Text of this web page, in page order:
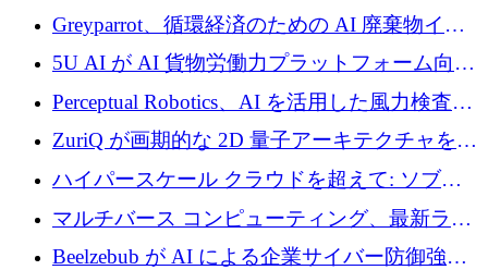
会社です」とフランス人の「控えめな」後任
者は言う
Greyparrot、循環経済のための AI 廃棄物イン
テリジェンスを拡張するためにシリーズ B で
2,700 万ドルを確保
5U AI が AI 貨物労働力プラットフォーム向け
に 320 万ドルのプレシードを獲得
Perceptual Robotics、AI を活用した風力検査の
規模拡大に向けて 400 万ポンド以上を確保
ZuriQ が画期的な 2D 量子アーキテクチャを拡
張するために 2,550 万ドルを調達
ハイパースケール クラウドを超えて: ソブリ
ン コンピューティングに対する DFINITY の
ビジョン
マルチバース コンピューティング、最新ラウ
ンドで最大 5 億 7,000 万ドルを目標
Beelzebub が AI による企業サイバー防御強化